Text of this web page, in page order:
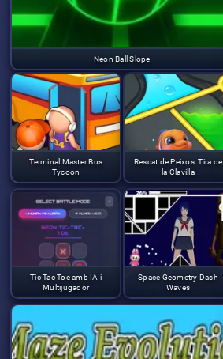
Neon Ball Slope
Terminal Master Bus
Tycoon
Rescat de Peixos: Tira de
la Clavilla
Tic Tac Toe amb IA i
Multijugador
Space Geometry Dash
Waves